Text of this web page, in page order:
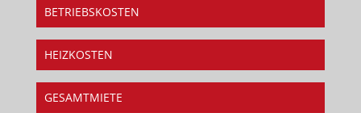
BETRIEBSKOSTEN
HEIZKOSTEN
GESAMTMIETE